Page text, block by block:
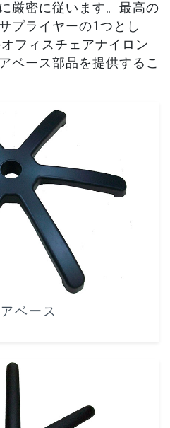
厳密に従います。最高の
プライヤーの1つとし
フィスチェアナイロン
ベース部品を提供するこ
ベース